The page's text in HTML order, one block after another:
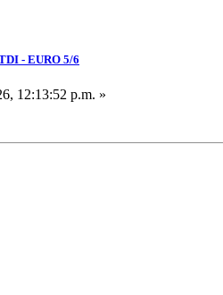
- EURO 5/6
12:13:52 p.m. »